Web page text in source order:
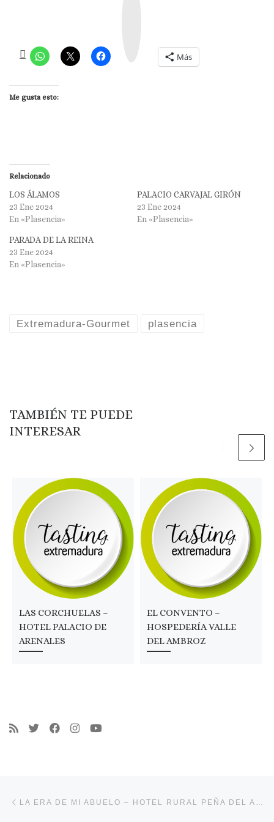
Más
Me gusta esto:
Relacionado
LOS ÁLAMOS
23 Ene 2024
En «Plasencia»
PALACIO CARVAJAL GIRÓN
23 Ene 2024
En «Plasencia»
PARADA DE LA REINA
23 Ene 2024
En «Plasencia»
Extremadura-Gourmet plasencia
TAMBIÉN TE PUEDE
INTERESAR
LAS CORCHUELAS –
HOTEL PALACIO DE
ARENALES
EL CONVENTO –
HOSPEDERÍA VALLE
DEL AMBROZ